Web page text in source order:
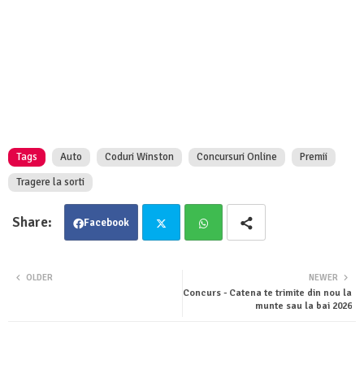
Tags Auto Coduri Winston Concursuri Online
Premii
Tragere la sorti
Facebook
tsa
NEWER
Concurs - Catena te trimite din nou la
munte sau la bai 2026
OLDER